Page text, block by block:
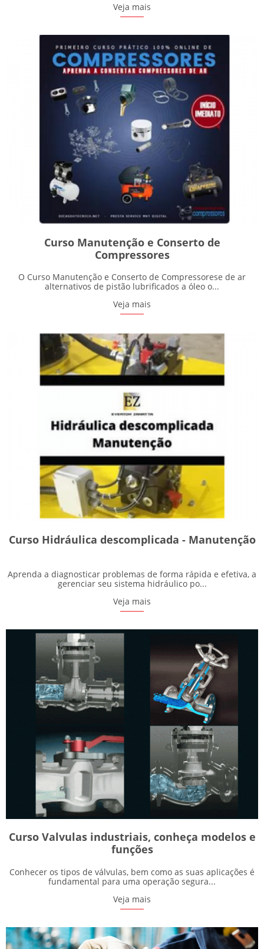
Veja mais
Curso Manutenção e Conserto de
Compressores
O Curso Manutenção e Conserto de Compressorese de ar
alternativos de pistão lubrificados a óleo o...
Veja mais
Curso Hidráulica descomplicada - Manutenção
Aprenda a diagnosticar problemas de forma rápida e efetiva, a
gerenciar seu sistema hidráulico po...
Veja mais
Curso Valvulas industriais, conheça modelos e
funções
Conhecer os tipos de válvulas, bem como as suas aplicações é
fundamental para uma operação segura...
Veja mais